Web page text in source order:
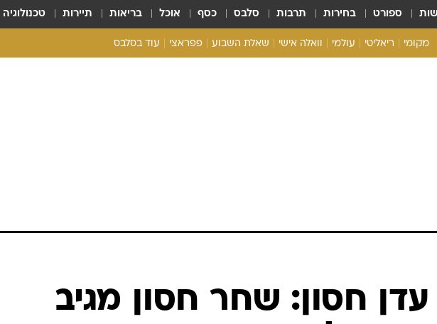
ספורט בחירות תרבות סלבס כסף אוכל בריאות תיירות טכנולוגיה
מקומי ריאליטי עולמי וואלה אישי שאלת השבוע פפראצי עוד בסלבס
חסון: שחר חסון מגיב